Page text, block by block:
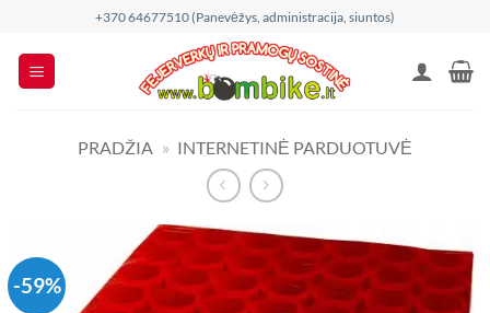
content
+370 64677510 (Panevėžys, administracija, siuntos)
PRADŽIA » INTERNETINĖ PARDUOTUVĖ
-59%